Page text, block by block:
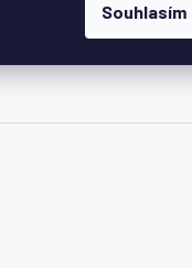
Souhlasím